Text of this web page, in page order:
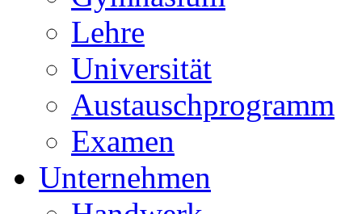
Lehre
Universität
Austauschprogramm
Examen
Unternehmen